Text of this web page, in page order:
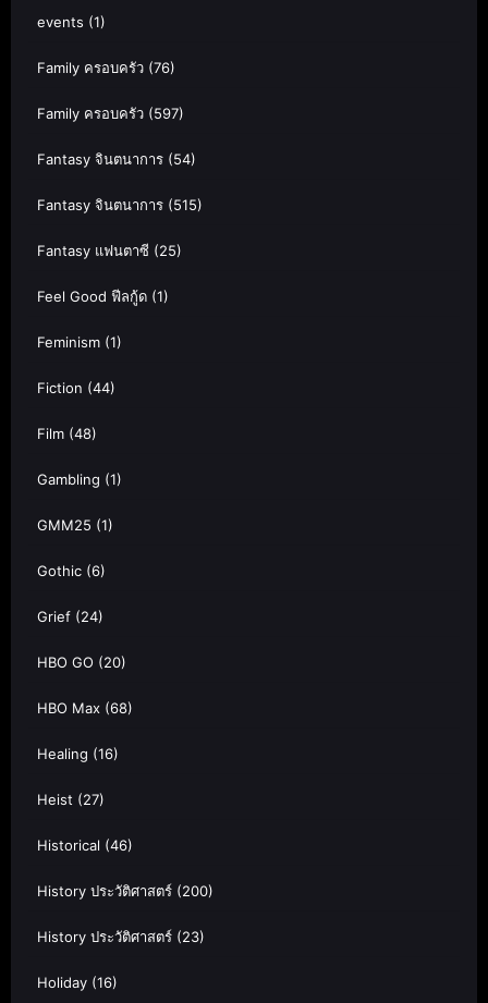
events (1)
Family ครอบครัว (76)
Family ครอบครัว (597)
Fantasy จินตนาการ (54)
Fantasy จินตนาการ (515)
Fantasy แฟนตาซี (25)
Feel Good ฟีลกู้ด (1)
Feminism (1)
Fiction (44)
Film (48)
Gambling (1)
GMM25 (1)
Gothic (6)
Grief (24)
HBO GO (20)
HBO Max (68)
Healing (16)
Heist (27)
Historical (46)
History ประวัติศาสตร์ (200)
History ประวัติศาสตร์ (23)
Holiday (16)